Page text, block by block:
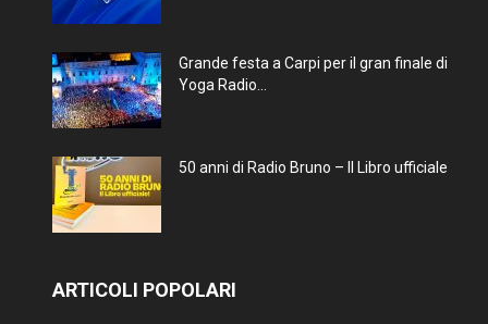
Grande festa a Carpi per il gran finale di
Yoga Radio...
50 anni di Radio Bruno – Il Libro ufficiale
ARTICOLI POPOLARI